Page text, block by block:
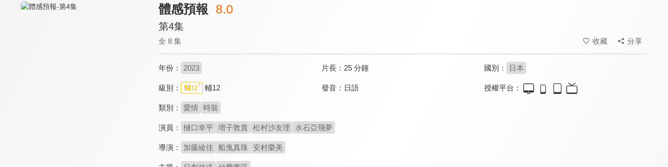
體感預報 8.0
第4集
全 8 集 收藏 分享
年份： 2023 片長： 25 分鐘 國別： 日本
級別： 輔12 發音： 日語 授權平台：
類別： 愛情 時裝
演員： 樋口幸平 増子敦貴 松村沙友理 水石亞飛夢
導演： 加藤綾佳 船曳真珠 安村榮美